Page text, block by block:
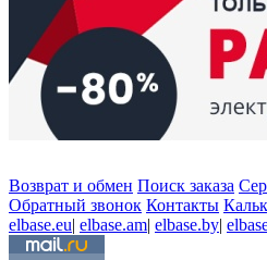
Возврат и обмен Поиск заказа
Обратный звонок Контакты
elbase.eu| elbase.am| elbase.by|